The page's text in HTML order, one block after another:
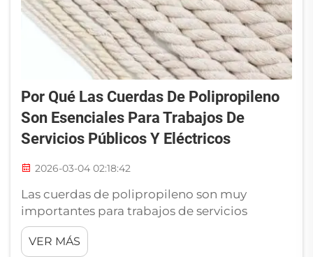
Por Qué Las Cuerdas De Polipropileno
Son Esenciales Para Trabajos De
Servicios Públicos Y Eléctricos
2026-03-04 02:18:42
Las cuerdas de polipropileno son muy
importantes para trabajos de servicios
públicos y eléctricos. Estas cuerdas son
resistentes, ligeras y ofrecen una buena
VER MÁS